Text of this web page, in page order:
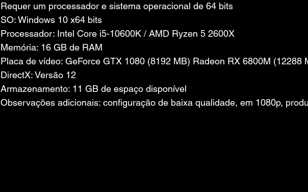
Requer um processador e sistema operacional de 64 bits
SO: Windows 10 x64 bits
Processador: Intel Core i5-10600K / AMD Ryzen 5 2600X
Memória: 16 GB de RAM
Placa de vídeo: GeForce GTX 1080 (8192 MB) Radeon RX 6800M (12288
DirectX: Versão 12
Armazenamento: 11 GB de espaço disponível
Observações adicionais: configuração de baixa qualidade, em 1080p,